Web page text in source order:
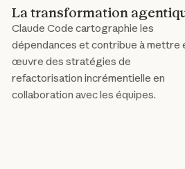
La transformation
Claude Code cartographie les
dépendances et contribue à mettre
œuvre des stratégies de
refactorisation incrémentielle en
collaboration avec les équipes.